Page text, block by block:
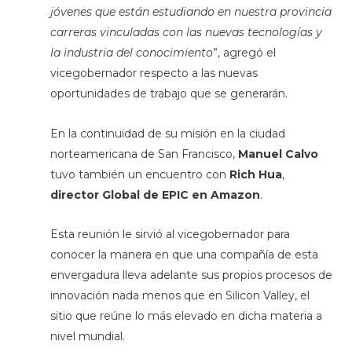
jóvenes que están estudiando en nuestra provincia
carreras vinculadas con las nuevas tecnologías y
la industria del conocimiento”, agregó el
vicegobernador respecto a las nuevas
oportunidades de trabajo que se generarán.
En la continuidad de su misión en la ciudad
norteamericana de San Francisco, Manuel Calvo
tuvo también un encuentro con Rich Hua,
director Global de EPIC en Amazon.
Esta reunión le sirvió al vicegobernador para
conocer la manera en que una compañía de esta
envergadura lleva adelante sus propios procesos de
innovación nada menos que en Silicon Valley, el
sitio que reúne lo más elevado en dicha materia a
nivel mundial.